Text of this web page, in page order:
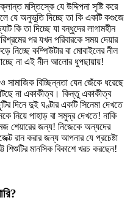
ক্লান্ত মস্তিস্কে যে উদ্দিপনা সৃষ্টি করে
যে অনুভুতি দিচ্ছে তা কি একটি কগুজে
কি তা দিচ্ছে যা বন্ধুদের লাগামহীন
পর যখন পরিবারকে সময় দেয়ার
নিচ্ছে কম্পিউটার বা মোবাইলের নীল
না এই নীল আলোর ধুপছায়ায়!
বিচ্ছিন্নতা যেন জেঁকে ধরেছে
না একাকীত্ব। কিন্তু একাকীত্ব
দিনে দুই ঘণ্টার একটি সিনেমা দেখতে
নিয়ে পাহাড় বা সমুদ্র দেখতে! নাকি
শেয়ারের জন্য! নিজেকে অন্যদের
রান করার জন্য আপনার যে প্রচেষ্টা
শিশুটির মানসিক বিকাশে খরচ করছেন!